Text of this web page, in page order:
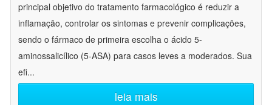
principal objetivo do tratamento farmacológico é reduzir a
inflamação, controlar os sintomas e prevenir complicações,
sendo o fármaco de primeira escolha o ácido 5-
aminossalicílico (5-ASA) para casos leves a moderados. Sua
efi...
leia mais